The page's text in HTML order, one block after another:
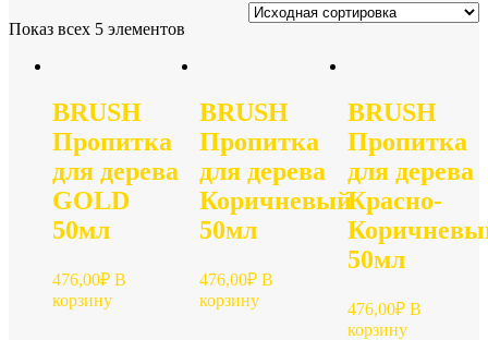
Показ всех 5 элементов
BRUSH
Пропитка
для дерева
GOLD
50мл
476,00₽ В
корзину
BRUSH
Пропитка
для дерева
Коричневый
50мл
476,00₽ В
корзину
BRUSH
Пропитка
для дерева
Красно-
50мл
476,00₽ В
корзину